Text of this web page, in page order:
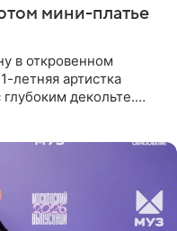
мини-платье
в откровенном
летняя артистка
декольте.